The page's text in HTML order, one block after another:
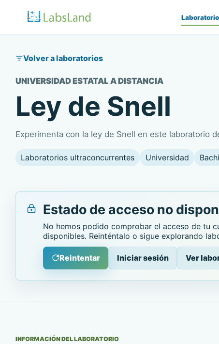
Volver a laboratorios
UNIVERSIDAD ESTATAL A DISTANCIA
Ley de Snell
Experimenta con la ley de Snell en este laboratorio
Laboratorios ultraconcurrentes Universidad
Estado de acceso no
No hemos podido comprobar el acceso de tu
disponibles. Reinténtalo o sigue explorando
Reintentar Iniciar sesión Ver
INFORMACIÓN DEL LABORATORIO